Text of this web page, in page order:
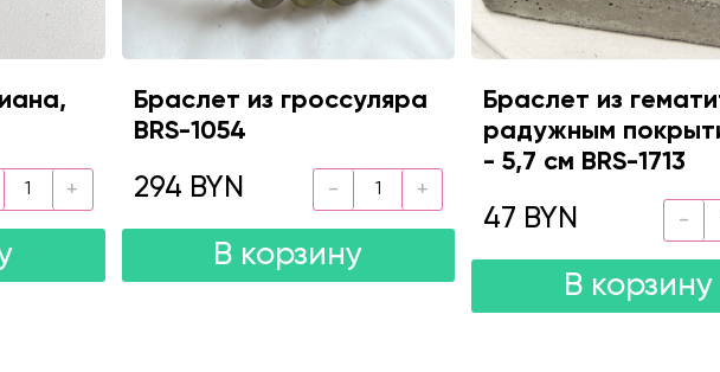
Браслет из гроссуляра
BRS-1054
294 BYN
В корзину
Браслет из
радужным
- 5,7 см BRS-1713
47 BYN
В корзину